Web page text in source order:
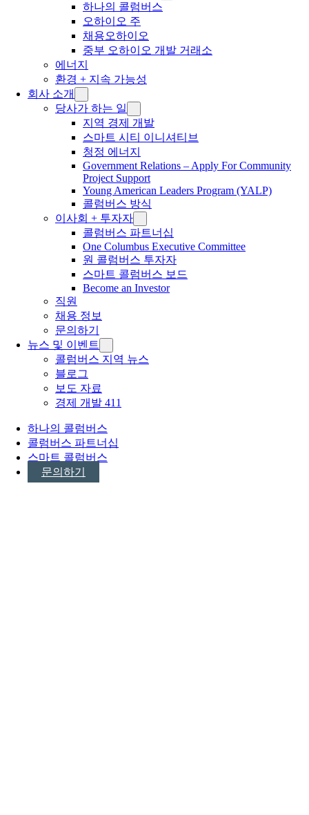
하나의 콜럼버스
오하이오 주
채용오하이오
중부 오하이오 개발 거래소
에너지
환경 + 지속 가능성
회사 소개
당사가 하는 일
지역 경제 개발
스마트 시티 이니셔티브
청정 에너지
Government Relations – Apply For Community
Project Support
Young American Leaders Program (YALP)
콜럼버스 방식
이사회 + 투자자
콜럼버스 파트너십
One Columbus Executive Committee
원 콜럼버스 투자자
스마트 콜럼버스 보드
Become an Investor
직원
채용 정보
문의하기
뉴스 및 이벤트
콜럼버스 지역 뉴스
블로그
보도 자료
경제 개발 411
하나의 콜럼버스
콜럼버스 파트너십
스마트 콜럼버스
문의하기